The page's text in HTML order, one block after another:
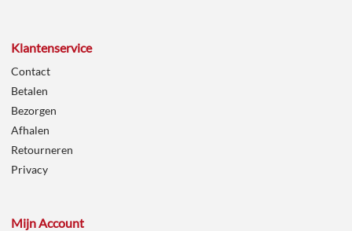
Klantenservice
Contact
Betalen
Bezorgen
Afhalen
Retourneren
Privacy
Mijn Account